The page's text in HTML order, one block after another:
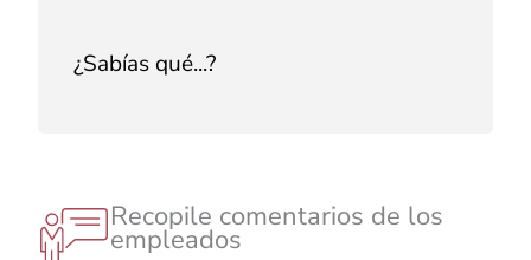
¿Sabías qué...?
ayudan a retener el talento.
Recopile comentarios de los
empleados